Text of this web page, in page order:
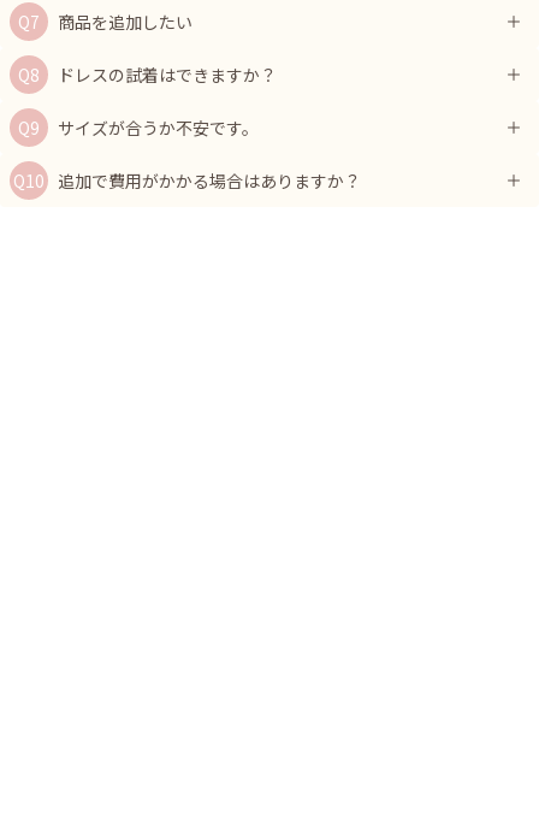
商品を追加したい
ドレスの試着はできますか？
サイズが合うか不安です。
追加で費用がかかる場合はありますか？